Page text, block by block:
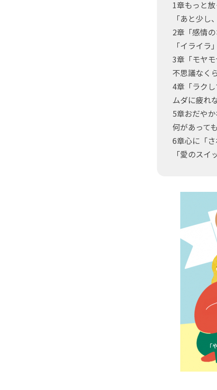
1章もっと
「あと少
2章「感情
「イライ
3章「モヤ
不思議なく
4章「ラク
ムダに疲れ
5章おだや
何があって
6章心に「
「愛のスイ